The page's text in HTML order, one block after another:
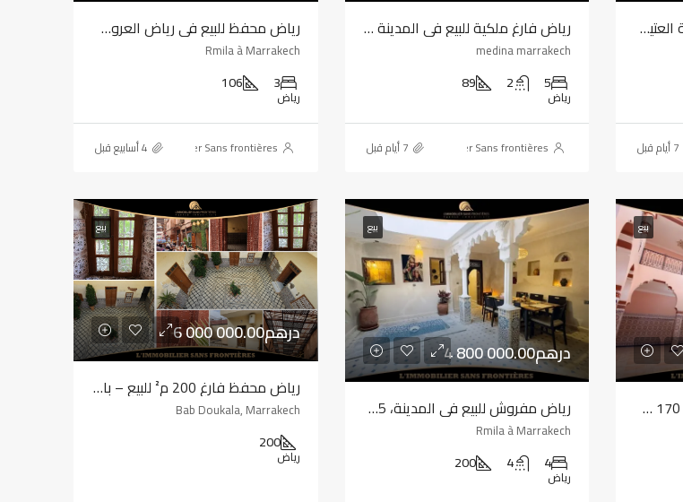
رياض ملكية للبيع في المدينة العتيقة، مراكش – 104 م² مع تراس رياض فارغ ملكية للبيع في المدينة العتيقة، مراكش – 120 م²
medina marrakech
5
2
89
رياض
L'immobilier Sans frontières
رياض محفظ للبيع في رياض العروس، مراكش – 106 م² مع تراس بمساحة 80 م²
Rmila à Marrakech
3
106
رياض
L'immobilier Sans frontières
بيع
رياض فارغ للبيع في المدينة، 170 م²، مراكش
بيع
4 800 000.00درهم
رياض مفروش للبيع في المدينة، 65 م²، مراكش
Rmila à Marrakech
4
4
200
رياض
بيع
6 000 000.00درهم
رياض محفظ فارغ 200 م² للبيع – باب دكالة، مراكش
Bab Doukala, Marrakech
200
رياض